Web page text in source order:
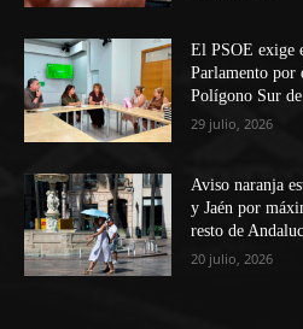
El PSOE exige
Parlamento por
Polígono Sur
29 julio, 2026
Aviso naranja
y Jaén por
resto de
20 julio, 2026